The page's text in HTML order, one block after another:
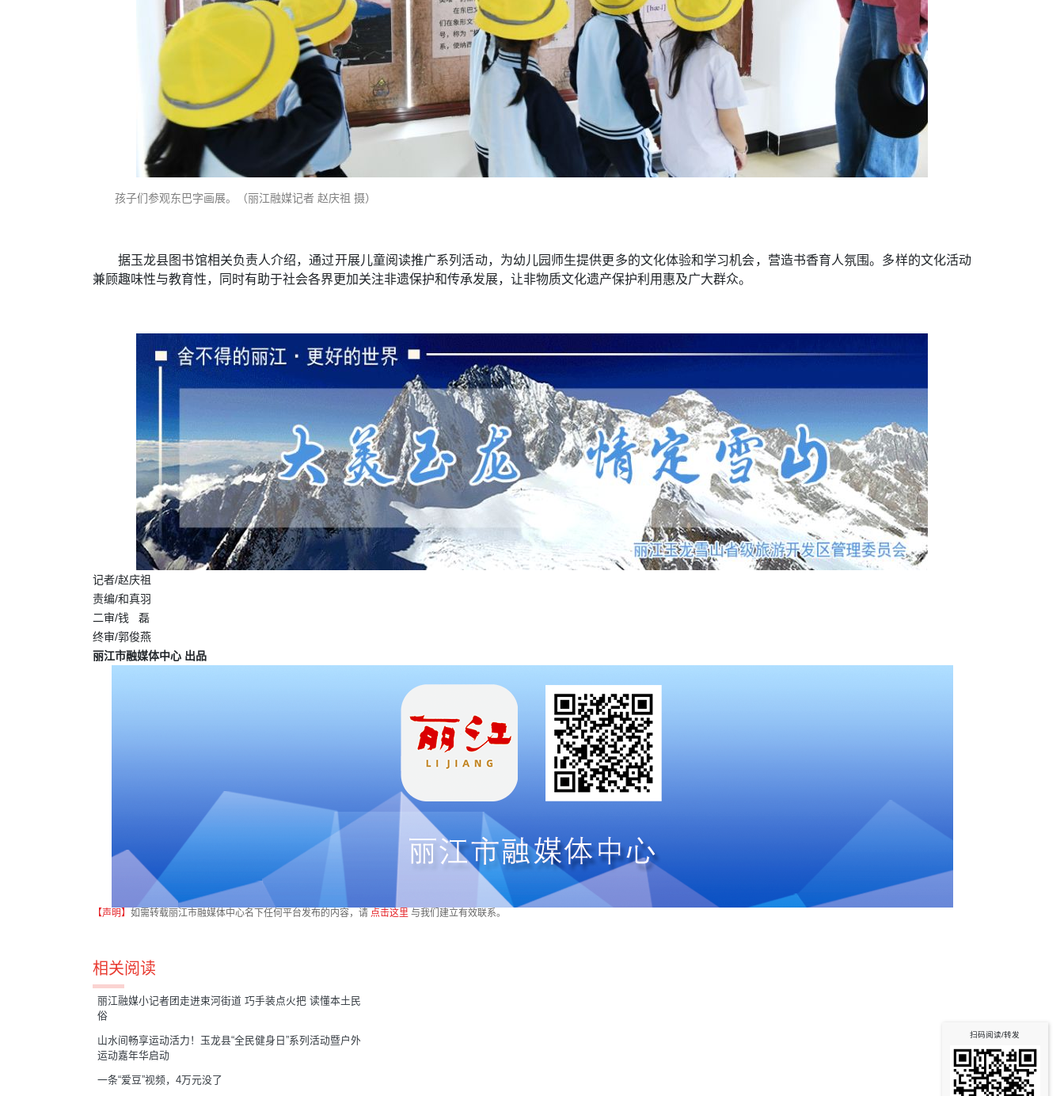
孩子们参观东巴字画展。（丽江融媒记者 赵庆祖 摄）
据玉龙县图书馆相关负责人介绍，通过开展儿童阅读推广系列活动，为幼儿园师生提供更多的文化体验和学习机会，营造书香育人氛围。多样的文化活动
兼顾趣味性与教育性，同时有助于社会各界更加关注非遗保护和传承发展，让非物质文化遗产保护利用惠及广大群众。
记者/赵庆祖
责编/和真羽
二审/钱 磊
终审/郭俊燕
丽江市融媒体中心 出品
【声明】 如需转载丽江市融媒体中心名下任何平台发布的内容，请 点击这里 与我们建立有效联系。
相关阅读
丽江融媒小记者团走进束河街道 巧手装点火把 读懂本土民
俗
​山水间畅享运动活力！玉龙县“全民健身日”系列活动暨户外
运动嘉年华启动
一条“爱豆”视频，4万元没了
扫码阅读/转发